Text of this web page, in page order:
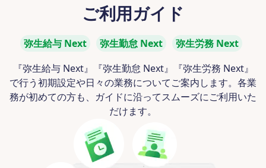
ご利用ガイド
弥生給与 Next 弥生勤怠 Next
弥生労務 Next
『弥生給与 Next』『弥生勤怠 Next』『弥生労務 Next』
で行う初期設定や日々の業務についてご案内します。各業
務が初めての方も、ガイドに沿ってスムーズにご利用いた
だけます。